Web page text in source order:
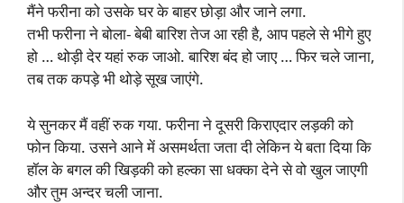
मैंने फरीना को उसके घर के बाहर छोड़ा और जाने लगा.
तभी फरीना ने बोला- बेबी बारिश तेज आ रही है, आप पहले से भीगे हुए
हो … थोड़ी देर यहां रुक जाओ. बारिश बंद हो जाए … फिर चले जाना,
तब तक कपड़े भी थोड़े सूख जाएंगे.
ये सुनकर मैं वहीं रुक गया. फरीना ने दूसरी किराएदार लड़की को
फोन किया. उसने आने में असमर्थता जता दी लेकिन ये बता दिया कि
हॉल के बगल की खिड़की को हल्का सा धक्का देने से वो खुल जाएगी
और तुम अन्दर चली जाना.